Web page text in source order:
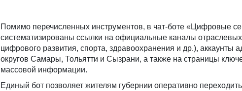
Помимо перечисленных инструментов, в чат-боте «Цифровые
систематизированы ссылки на официальные каналы
цифрового развития, спорта, здравоохранения и др.), аккаунты
округов Самары, Тольятти и Сызрани, а также на страницы
массовой информации.
Единый бот позволяет жителям губернии оперативно